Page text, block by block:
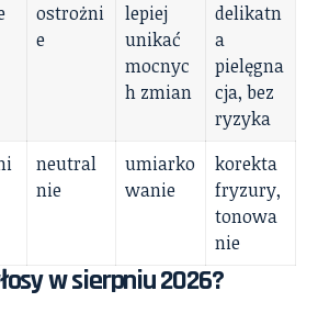
ostrożni
e
lepiej
unikać
mocnyc
h zmian
delikatn
a
pielęgna
cja, bez
ryzyka
neutral
nie
umiarko
wanie
korekta
fryzury,
tonowa
nie
w sierpniu 2026?